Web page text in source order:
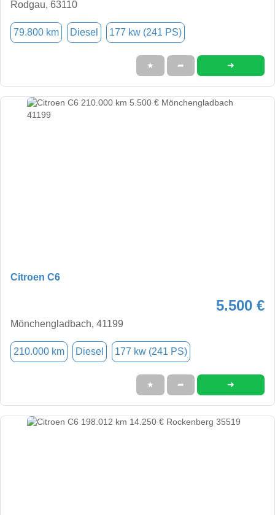
Rodgau, 63110
79.800 km Diesel 177 kw (241 PS)
★ ➦ ➜
Citroen C6
5.500 €
Mönchengladbach, 41199
210.000 km Diesel 177 kw (241 PS)
★ ➦ ➜